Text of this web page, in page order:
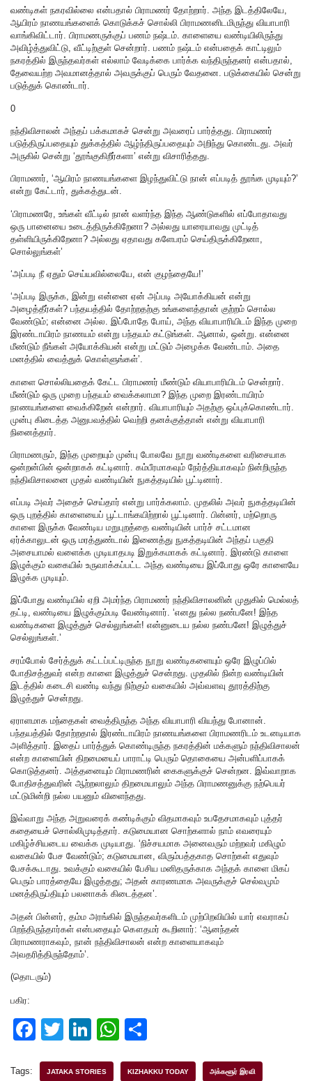
வண்டிகள் நகரவில்லை என்பதால் பிராமணர் தோற்றார். அந்த இடத்திலேயே,
ஆயிரம் நாணயங்களைக் கொடுக்கச் சொல்லி பிராமணனிடமிருந்து வியாபாரி
வாங்கிவிட்டார். பிராமணருக்குப் பணம் நஷ்டம். காளையை வண்டியிலிருந்து
அவிழ்த்துவிட்டு, வீட்டிற்குள் சென்றார். பணம் நஷ்டம் என்பதைக் காட்டிலும்
நகரத்தில் இருந்தவர்கள் எல்லாம் வேடிக்கை பார்க்க வந்திருந்தனர் என்பதால்,
தேவையற்ற அவமானத்தால் அவருக்குப் பெரும் வேதனை. படுக்கையில் சென்று
படுத்துக் கொண்டார்.
0
நந்திவிசாலன் அந்தப் பக்கமாகச் சென்று அவரைப் பார்த்தது. பிராமணர்
படுத்திருப்பதையும் துக்கத்தில் ஆழ்ந்திருப்பதையும் அறிந்து கொண்டது. அவர்
அருகில் சென்று ‘தூங்குகிறீர்களா’ என்று விசாரித்தது.
பிராமணர், ‘ஆயிரம் நாணயங்களை இழந்துவிட்டு நான் எப்படித் தூங்க முடியும்?’
என்று கேட்டார், துக்கத்துடன்.
‘பிராமணரே, உங்கள் வீட்டில் நான் வளர்ந்த இந்த ஆண்டுகளில் எப்போதாவது
ஒரு பானையை உடைத்திருக்கிறேனா? அல்லது யாரையாவது முட்டித்
தள்ளியிருக்கிறேனா? அல்லது ஏதாவது களேபரம் செய்திருக்கிறேனா,
சொல்லுங்கள்’
‘அப்படி நீ ஏதும் செய்யவில்லையே, என் குழந்தையே!’
‘அப்படி இருக்க, இன்று என்னை ஏன் அப்படி அயோக்கியன் என்று
அழைத்தீர்கள்? பந்தயத்தில் தோற்றதற்கு உங்களைத்தான் குற்றம் சொல்ல
வேண்டும்; என்னை அல்ல. இப்போதே போய், அந்த வியாபாரியிடம் இந்த முறை
இரண்டாயிரம் நாணயம் என்று பந்தயம் கட்டுங்கள். ஆனால், ஒன்று. என்னை
மீண்டும் நீங்கள் அயோக்கியன் என்று மட்டும் அழைக்க வேண்டாம். அதை
மனத்தில் வைத்துக் கொள்ளுங்கள்’.
காளை சொல்லியதைக் கேட்ட பிராமணர் மீண்டும் வியாபாரியிடம் சென்றார்.
மீண்டும் ஒரு முறை பந்தயம் வைக்கலாமா? இந்த முறை இரண்டாயிரம்
நாணயங்களை வைக்கிறேன் என்றார். வியாபாரியும் அதற்கு ஒப்புக்கொண்டார்.
முன்பு கிடைத்த அனுபவத்தில் வெற்றி தனக்குத்தான் என்று வியாபாரி
நினைத்தார்.
பிராமணரும், இந்த முறையும் முன்பு போலவே நூறு வண்டிகளை வரிசையாக
ஒன்றன்பின் ஒன்றாகக் கட்டினார். கம்பீரமாகவும் நேர்த்தியாகவும் நின்றிருந்த
நந்திவிசாலனை முதல் வண்டியின் நுகத்தடியில் பூட்டினார்.
எப்படி அவர் அதைச் செய்தார் என்று பார்க்கலாம். முதலில் அவர் நுகத்தடியின்
ஒரு புறத்தில் காளையைப் பூட்டாங்கயிற்றால் பூட்டினார். பின்னர், மற்றொரு
காளை இருக்க வேண்டிய மறுபுறத்தை வண்டியின் பார்ச் சட்டமான
ஏர்க்காலுடன் ஒரு மரத்துண்டால் இணைத்து நுகத்தடியின் அந்தப் பகுதி
அசையாமல் வளைக்க முடியாதபடி இறுக்கமாகக் கட்டினார். இரண்டு காளை
இழுக்கும் வகையில் உருவாக்கப்பட்ட அந்த வண்டியை இப்போது ஒரே காளையே
இழுக்க முடியும்.
இப்போது வண்டியில் ஏறி அமர்ந்த பிராமணர் நந்திவிசாலனின் முதுகில் மெல்லத்
தட்டி, வண்டியை இழுக்கும்படி வேண்டினார். ‘எனது நல்ல நண்பனே! இந்த
வண்டிகளை இழுத்துச் செல்லுங்கள்! என்னுடைய நல்ல நண்பனே! இழுத்துச்
செல்லுங்கள்.’
சரம்போல் சேர்த்துக் கட்டப்பட்டிருந்த நூறு வண்டிகளையும் ஒரே இழுப்பில்
போதிசத்துவர் என்ற காளை இழுத்துச் சென்றது. முதலில் நின்ற வண்டியின்
இடத்தில் கடைசி வண்டி வந்து நிற்கும் வகையில் அவ்வளவு தூரத்திற்கு
இழுத்துச் சென்றது.
ஏராளமாக மந்தைகள் வைத்திருந்த அந்த வியாபாரி வியந்து போனான்.
பந்தயத்தில் தோற்றதால் இரண்டாயிரம் நாணயங்களை பிராமணரிடம் உடனடியாக
அளித்தார். இதைப் பார்த்துக் கொண்டிருந்த நகரத்தின் மக்களும் நந்திவிசாலன்
என்ற காளையின் திறமையைப் பாராட்டி பெரும் தொகையை அன்பளிப்பாகக்
கொடுத்தனர். அத்தனையும் பிராமணரின் கைகளுக்குச் சென்றன. இவ்வாறாக
போதிசத்துவரின் ஆற்றலாலும் திறமையாலும் அந்த பிராமணனுக்கு நற்பெயர்
மட்டுமின்றி நல்ல பயனும் விளைந்தது.
இவ்வாறு அந்த அறுவரைக் கண்டிக்கும் விதமாகவும் உபதேசமாகவும் புத்தர்
கதையைச் சொல்லிமுடித்தார். கடுமையான சொற்களால் நாம் எவரையும்
மகிழ்ச்சியடைய வைக்க முடியாது. ‘நிச்சயமாக அனைவரும் மற்றவர் மகிழும்
வகையில் பேச வேண்டும்; கடுமையான, விரும்பத்தகாத சொற்கள் எதுவும்
பேசக்கூடாது. உவக்கும் வகையில் பேசிய மனிதருக்காக அந்தக் காளை மிகப்
பெரும் பாரத்தையே இழுத்தது; அதன் காரணமாக அவருக்குச் செல்வமும்
மனத்திருப்தியும் பலனாகக் கிடைத்தன’.
அதன் பின்னர், தம்ம அரங்கில் இருந்தவர்களிடம் முற்பிறவியில் யார் எவராகப்
பிறந்திருந்தார்கள் என்பதையும் கௌதமர் கூறினார்: ‘ஆனந்தன்
பிராமணராகவும், நான் நந்திவிசாலன் என்ற காளையாகவும்
அவதரித்திருந்தோம்’.
(தொடரும்)
பகிர:
F
c
T
tt
Li
k
W
at ar
Tags: JATAKA STORIES KIZHAKKU TODAY அக்களூர் இரவி